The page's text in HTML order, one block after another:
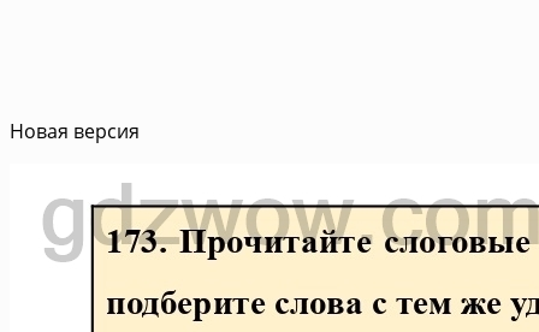
Новая версия